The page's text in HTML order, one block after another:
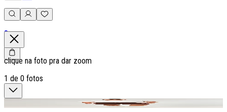
0
clique na foto pra dar zoom
1 de 0 fotos